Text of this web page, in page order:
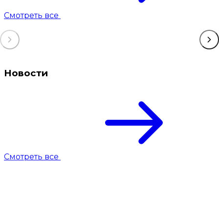
Смотреть все
Новости
Смотреть все